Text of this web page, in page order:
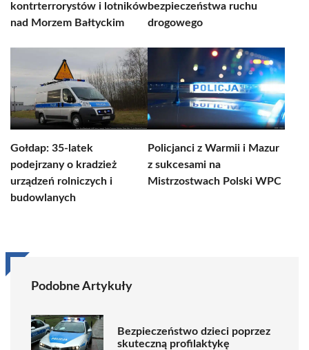
kontrterrorystów i lotników
nad Morzem Bałtyckim
bezpieczeństwa ruchu
drogowego
Gołdap: 35-latek
podejrzany o kradzież
urządzeń rolniczych i
budowlanych
Policjanci z Warmii i Mazur
z sukcesami na
Mistrzostwach Polski WPC
Podobne Artykuły
Bezpieczeństwo dzieci poprzez
skuteczną profilaktykę